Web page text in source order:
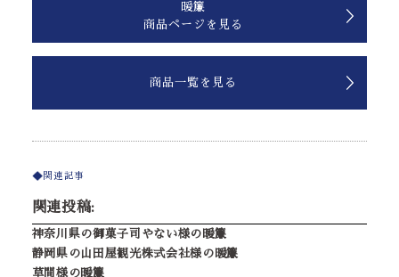
商品一覧を見る
暖簾
商品ページを見る
関連記事
関連投稿:
神奈川県の御菓子司やない様の暖簾
静岡県の山田屋観光株式会社様の暖簾
草間様の暖簾